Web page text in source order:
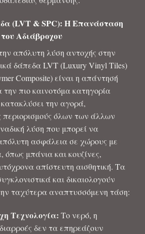
(LVT & SPC): Η Επανάσταση
του Αδιάβροχου
απόλυτη λύση αντοχής στην
δάπεδα LVT (Luxury Vinyl Tiles)
Composite) είναι η απάντησή
την πιο καινοτόμα κατηγορία
την αγορά,
όλων των άλλων
λύση που μπορεί να
ασφάλεια σε χώρους με
όπως μπάνια και κουζίνες,
απίστευτη αισθητική. Τα
και δικαιολογούν
ταχύτερα αναπτυσσόμενη τάση:
Τεχνολογία: Το νερό, η
δεν τα επηρεάζουν